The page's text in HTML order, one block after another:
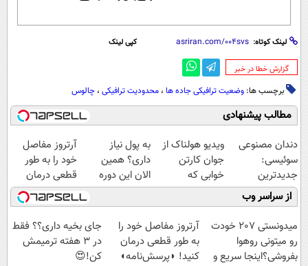
لینک کوتاه: کپی لینک
‌گزارش خطا در خبر
برچسب ها: وضعیت ترافیکی جاده ها ، محدودیت ترافیکی ، چالوس
مطالب پیشنهادی
دندان مصنوعی
سوئیسی:
جدیدترین
فناوری اروپا،
سبک و مقاوم |
پرداخت قسطی
ویدیو هولناک از
جوان کارتن
خوابی که
میلیاردر شد.
آموزش رایگان
به پول نیاز
داری؟ همین
الان این دوره
رایگان رو شرکت
کن تا دیر نشده!
آرتروز مفاصل
خود را به طور
قطعی درمان
کنید!
◗پرسش‌نامه◖
از سراسر وب
میدونستی 207 خودت
رو میتونی روهوا
بفروشی؟اینجا سریع و
آرتروز مفاصل خود را
به طور قطعی درمان
کنید! ◗پرسش‌نامه◖
جای بخیه داری؟؟ فقط
در 3 هفته ترمیمش
کن!😍